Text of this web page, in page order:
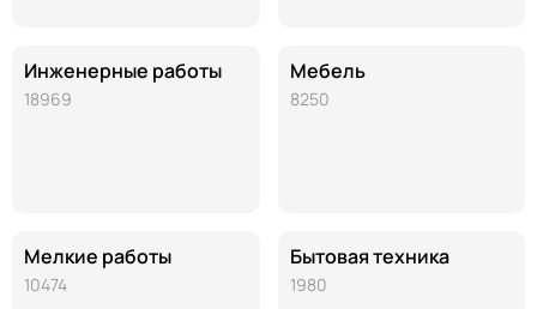
Инженерные работы
18969
Мелкие работы
10474
Мебель
8250
Бытовая техника
1980